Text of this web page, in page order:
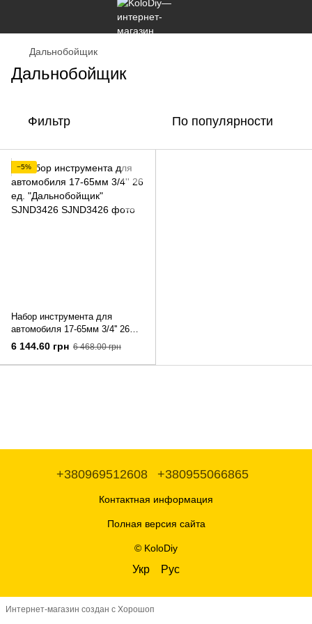
Дальнобойщик
Дальнобойщик
Фильтр По популярности
−5%
Набор инструмента для
автомобиля 17-65мм 3/4'' 26
ед. "Дальнобойщик" SJND3426
6 144.60 грн 6 468.00 грн
+380969512608 +380955066865
Контактная информация
Полная версия сайта
© KoloDiy
Укр Рус
Интернет-магазин создан с Хорошоп